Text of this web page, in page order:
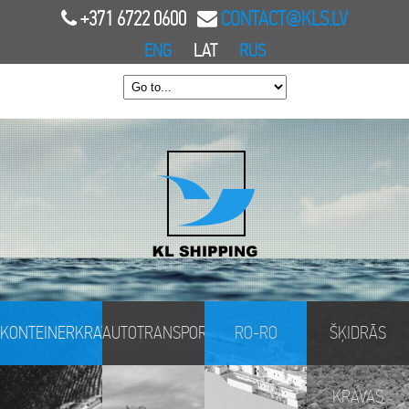
+371 6722 0600 CONTACT@KLS.LV
ENG LAT RUS
KONTEINERKRAVASAUTOTRANSPORTS RO-RO ŠĶIDRĀS
KRAVAS